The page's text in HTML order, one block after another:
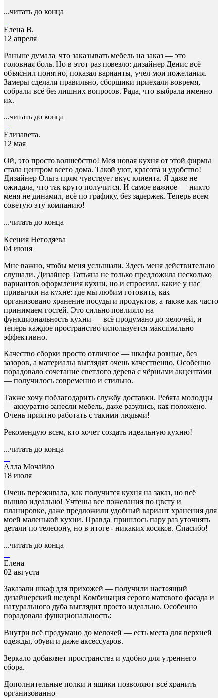
...читать до конца
Елена В.
12 апреля
Раньше думала, что заказывать мебель на заказ — это
головная боль. Но в этот раз повезло: дизайнер Денис всё
объяснил понятно, показал варианты, учел мои пожелания.
Замеры сделали правильно, сборщики приехали вовремя,
собрали всё без лишних вопросов. Рада, что выбрала именно
их.
...читать до конца
Елизавета.
12 мая
Ой, это просто волшебство! Моя новая кухня от этой фирмы
стала центром всего дома. Такой уют, красота и удобство!
Дизайнер Ольга прям чувствует вкус клиента. Я даже не
ожидала, что так круто получится. И самое важное — никто
меня не динамил, всё по графику, без задержек. Теперь всем
советую эту компанию!
...читать до конца
Ксения Негодяева
04 июня
Мне важно, чтобы меня услышали. Здесь меня действительно
слушали. Дизайнер Татьяна не только предложила несколько
вариантов оформления кухни, но и спросила, какие у нас
привычки на кухне: где мы любим готовить, как
организовано хранение посуды и продуктов, а также как часто
принимаем гостей. Это сильно повлияло на
функциональность кухни — всё продумано до мелочей, и
теперь каждое пространство используется максимально
эффективно.
Качество сборки просто отличное — шкафы ровные, без
зазоров, а материалы выглядят очень качественно. Особенно
порадовало сочетание светлого дерева с чёрными акцентами
— получилось современно и стильно.
Также хочу поблагодарить службу доставки. Ребята молодцы
— аккуратно занесли мебель, даже разулись, как положено.
Очень приятно работать с такими людьми!
Рекомендую всем, кто хочет создать идеальную кухню!
...читать до конца
Алла Мочайло
18 июля
Очень переживала, как получится кухня на заказ, но всё
вышло идеально! Учтены все пожелания по цвету и
планировке, даже предложили удобный вариант хранения для
моей маленькой кухни. Правда, пришлось пару раз уточнять
детали по телефону, но в итоге - никаких косяков. Спасибо!
...читать до конца
Елена
02 августа
Заказали шкаф для прихожей — получили настоящий
дизайнерский шедевр! Комбинация серого матового фасада и
натурального дуба выглядит просто идеально. Особенно
порадовала функциональность:
Внутри всё продумано до мелочей — есть места для верхней
одежды, обуви и даже аксессуаров.
Зеркало добавляет пространства и удобно для утреннего
сбора.
Дополнительные полки и ящики позволяют всё хранить
организованно.